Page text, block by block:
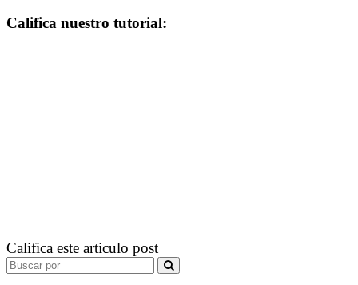
Califica nuestro tutorial:
Califica este articulo post
Search
for: